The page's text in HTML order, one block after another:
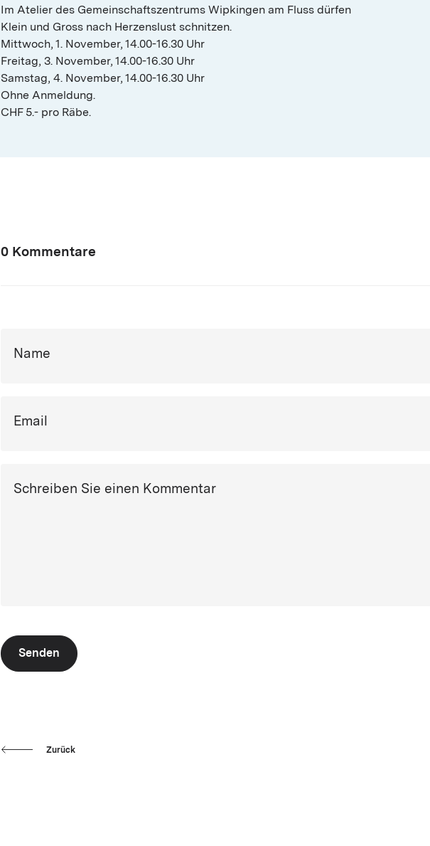
Im Atelier des Gemeinschaftszentrums Wipkingen am Fluss dürfen
Klein und Gross nach Herzenslust schnitzen.
Mittwoch, 1. November, 14.00-16.30 Uhr
Freitag, 3. November, 14.00-16.30 Uhr
Samstag, 4. November, 14.00-16.30 Uhr
Ohne Anmeldung.
CHF 5.- pro Räbe.
0 Kommentare
Name
Email
Schreiben Sie einen Kommentar
Senden
Zurück